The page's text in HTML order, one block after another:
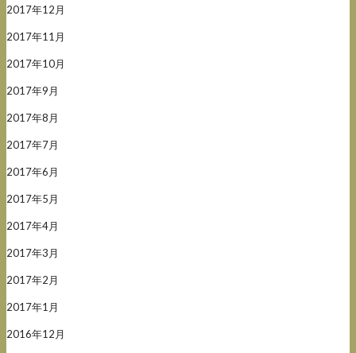
2017年12月
2017年11月
2017年10月
2017年9月
2017年8月
2017年7月
2017年6月
2017年5月
2017年4月
2017年3月
2017年2月
2017年1月
2016年12月